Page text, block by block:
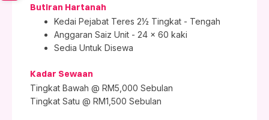
Butiran Hartanah
Kedai Pejabat Teres 2½ Tingkat - Tengah
Anggaran Saiz Unit - 24 x 60 kaki
Sedia Untuk Disewa
Kadar Sewaan
Tingkat Bawah @ RM5,000 Sebulan
Tingkat Satu @ RM1,500 Sebulan